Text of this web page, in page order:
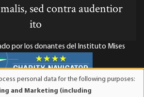
sed contra audentior
ito
por los donantes del Instituto Mises
organización sin fines de lucro 501(c)(3)
personal data for the following purposes:
and Marketing (including